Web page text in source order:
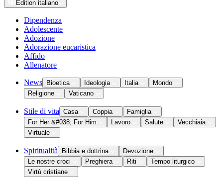
Edition italiano
Dipendenza
Adolescente
Adozione
Adorazione eucaristica
Affido
Allenatore
News Bioetica Ideologia Italia
Mondo
Religione
Vaticano
Stile di vita Casa Coppia
Famiglia
For Her &#038; For Him
Lavoro Salute
Vecchiaia
Virtuale
Spiritualità Bibbia e dottrina
Devozione
Le nostre croci
Preghiera Riti
Tempo liturgico
Virtù cristiane